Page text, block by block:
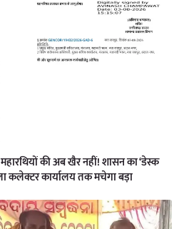
की अब खैर नहीं! शासन का ‘डेस्क
कलेक्टर कार्यालय तक मचेगा बड़ा